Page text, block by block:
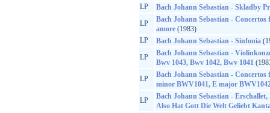
LP
Bach Johann Sebastian - Skladby
LP
Bach Johann Sebastian - Concertos
amore(1983)
LP
Bach Johann Sebastian - Sinfonia
LP
Bach Johann Sebastian -
Bwv 1043, Bwv 1042, Bwv 1041
LP
Bach Johann Sebastian -
minor BWV1041, E major
LP
Bach Johann Sebastian -
Also Hat Gott Die Welt Geliebt